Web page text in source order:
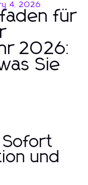
4, 2026
für
2026:
Sie
Sofort
und